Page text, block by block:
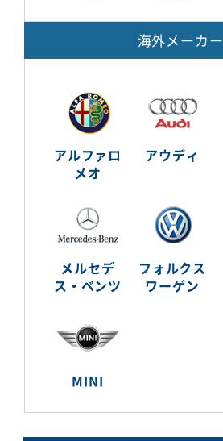
海外メーカー
アルファロ
メオ
アウディ
メルセデ
ス・ベンツ
フォルクス
ワーゲン
MINI